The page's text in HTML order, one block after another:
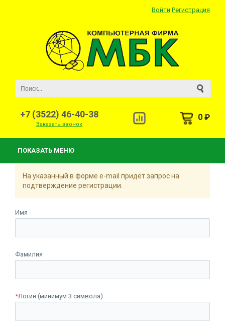
Войти Регистрация
+7 (3522) 46-40-38
Заказать звонок
0 ₽
ПОКАЗАТЬ МЕНЮ
На указанный в форме e-mail придет запрос на
подтверждение регистрации.
Имя
Фамилия
*Логин (минимум 3 символа)